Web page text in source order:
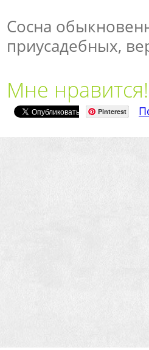
Сосна
приусадебных,
Мне нравится!
Pinterest